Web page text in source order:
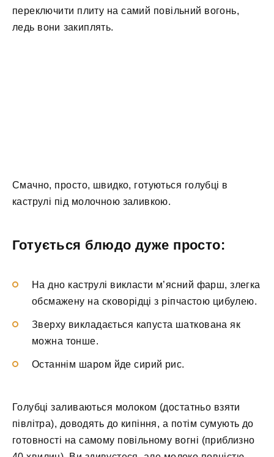
переключити плиту на самий повільний вогонь,
ледь вони закиплять.
Смачно, просто, швидко, готуються голубці в
каструлі під молочною заливкою.
Готується блюдо дуже просто:
На дно каструлі викласти м’ясний фарш, злегка
обсмажену на сковорідці з ріпчастою цибулею.
Зверху викладається капуста шаткована як
можна тонше.
Останнім шаром йде сирий рис.
Голубці заливаються молоком (достатньо взяти
півлітра), доводять до кипіння, а потім сумують до
готовності на самому повільному вогні (приблизно